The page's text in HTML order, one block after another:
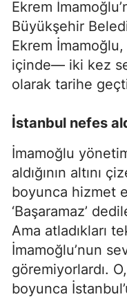
Ekrem
Büyükşehir
Ekrem
içinde— iki kez
olarak tarihe
İstanbul nefes
İmamoğlu
aldığının altını
boyunca hizmet
‘Başaramaz’
Ama atladıkları
İmamoğlu’nun
göremiyorlardı.
boyunca